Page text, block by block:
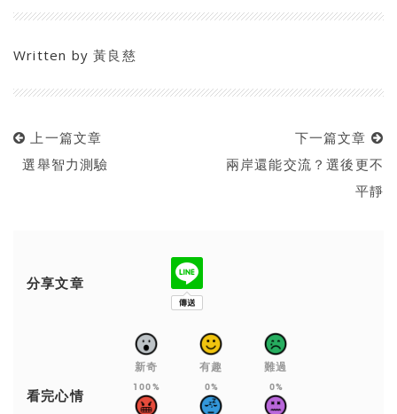
Written by黃良慈
上一篇文章
選舉智力測驗
下一篇文章
兩岸還能交流？選後更不
平靜
分享文章
看完心情
新奇
100%
有趣
0%
難過
0%